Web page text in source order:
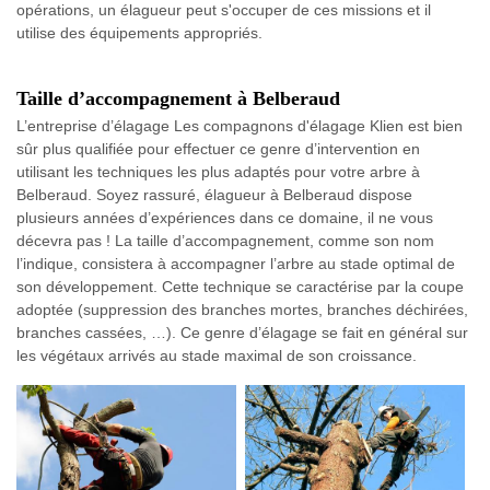
opérations, un élagueur peut s'occuper de ces missions et il
utilise des équipements appropriés.
Taille d’accompagnement à Belberaud
L’entreprise d’élagage Les compagnons d'élagage Klien est bien
sûr plus qualifiée pour effectuer ce genre d’intervention en
utilisant les techniques les plus adaptés pour votre arbre à
Belberaud. Soyez rassuré, élagueur à Belberaud dispose
plusieurs années d’expériences dans ce domaine, il ne vous
décevra pas ! La taille d’accompagnement, comme son nom
l’indique, consistera à accompagner l’arbre au stade optimal de
son développement. Cette technique se caractérise par la coupe
adoptée (suppression des branches mortes, branches déchirées,
branches cassées, …). Ce genre d’élagage se fait en général sur
les végétaux arrivés au stade maximal de son croissance.